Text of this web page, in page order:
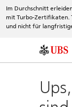
Im Durchschnitt
mit Turbo-Zertifikaten.
und nicht für